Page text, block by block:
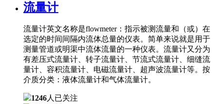
流量计
流量计英文名称是flowmeter：指示被测流量和（或）在
选定的时间间隔内流体总量的仪表。简单来说就是用于
测量管道或明渠中流体流量的一种仪表。流量计又分为
有差压式流量计、转子流量计、节流式流量计、细缝流
量计、容积流量计、电磁流量计、超声波流量计等。按
介质分类：液体流量计和气体流量计。
1246人已关注